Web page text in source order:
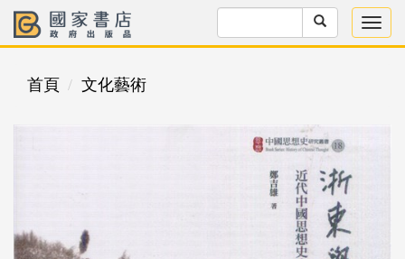
首頁 文化藝術